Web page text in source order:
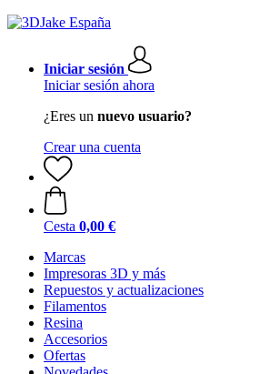
Iniciar sesión
Iniciar sesión ahora
¿Eres un nuevo usuario?
Crear una cuenta
Cesta 0,00 €
Marcas
Impresoras 3D y más
Repuestos y actualizaciones
Filamentos
Resina
Accesorios
Ofertas